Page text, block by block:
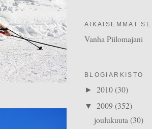
AIKAISEMMAT
Vanha Piilomajani
BLOGIARKISTO
► 2010(30)
▼ 2009 (352)
joulukuuta (30)